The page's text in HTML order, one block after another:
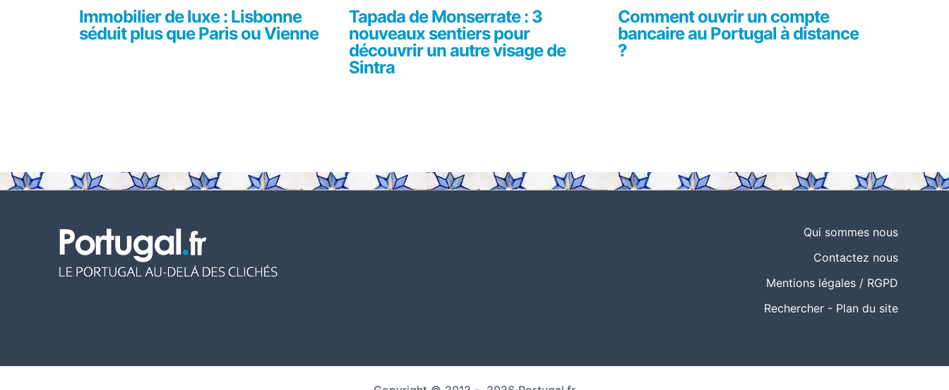
Immobilier de luxe : Lisbonne
séduit plus que Paris ou Vienne
Tapada de Monserrate : 3
nouveaux sentiers pour
découvrir un autre visage de
Sintra
Comment ouvrir un compte
bancaire au Portugal à distance
?
Qui sommes nous
Contactez nous
Mentions légales / RGPD
Rechercher - Plan du site